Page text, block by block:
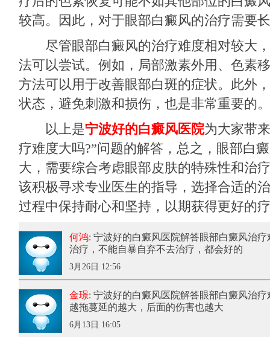
较高。因此，对于眼部白癜风的治疗需要
尽管眼部白癜风的治疗难度相对较大，
法可以尝试。例如，局部激素外用、色素
方法可以用于改善眼部白斑的症状。此外
状态，避免刺激和损伤，也是非常重要的。
以上是宁波好的白癜风医院为大家带
疗难度大吗?”问题的解答，总之，眼部白
大，需要综合考虑眼部皮肤的特殊性和治
该积极寻求专业医生的指导，选择合适的
过程中保持耐心和坚持，以期获得更好的
何鸿: 宁波好的白癜风医院解答眼部白癜风治疗
治疗，不能自暴自弃不去治疗，都会好的
3月26日 12:56
金璟: 宁波好的白癜风医院解答眼部白癜风治疗
越拖蔓延的越大，后面的伤害也越大
6月13日 16:05